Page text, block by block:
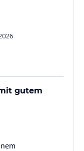
gutem